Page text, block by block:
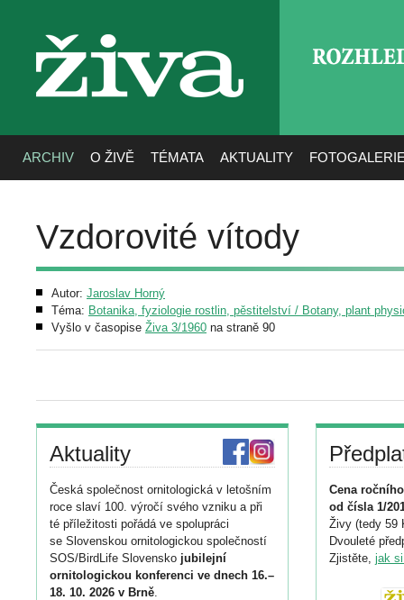
živa
ARCHIV O ŽIVĚ TÉMATA AKTUALITY
Vzdorovité vítody
Autor: Jaroslav Horný
Téma: Botanika, fyziologie rostlin, pěstitelství / Botany, plant
Vyšlo v časopise Živa 3/1960 na straně 90
Aktuality
Česká společnost ornitologická v letošním
roce slaví 100. výročí svého vzniku a při
té příležitosti pořádá ve spolupráci
se Slovenskou ornitologickou společností
SOS/BirdLife Slovensko jubilejní
ornitologickou konferenci ve dnech 16.–
18. 10. 2026 v Brně.
Cena
od čísla 1/
Živy (tedy 59
Dvouleté
Zjistěte, jak